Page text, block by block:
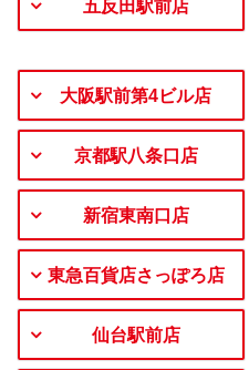
五反田駅前店
大阪駅前第4ビル店
京都駅八条口店
新宿東南口店
東急百貨店さっぽろ店
仙台駅前店